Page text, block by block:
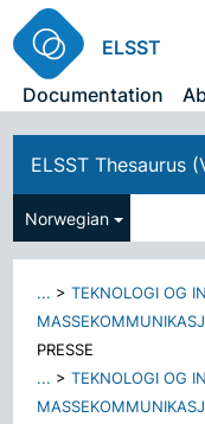
ELSST
Documentation
ELSST Thesaurus
Norwegian
... >TEKNOLOGI OG
PRESSE
... >TEKNOLOGI OG